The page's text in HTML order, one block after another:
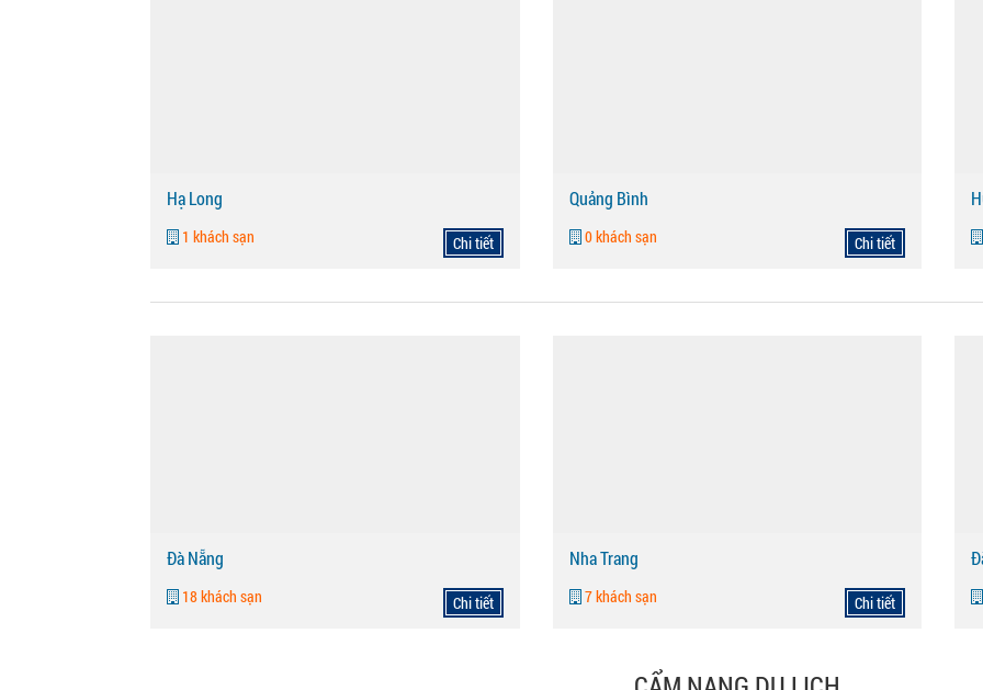
Hạ Long
1 khách sạn Chi tiết
Quảng Bình
0 khách sạn Chi tiết
Đà Nẵng
18 khách sạn Chi tiết
Nha Trang
7 khách sạn Chi tiết